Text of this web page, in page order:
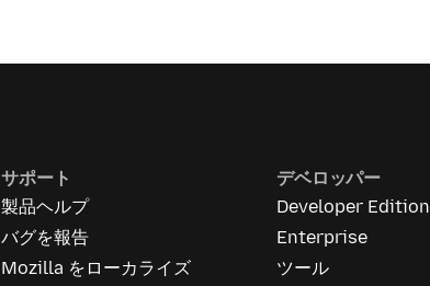
サポート
製品ヘルプ
バグを報告
Mozilla をローカライズ
デベロッパー
Developer Edition
Enterprise
ツール